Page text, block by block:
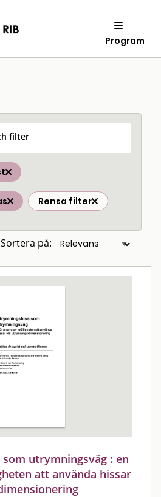
Program
filter
Rensa filter
Sortera på:
utrymningsväg : en
att använda hissar